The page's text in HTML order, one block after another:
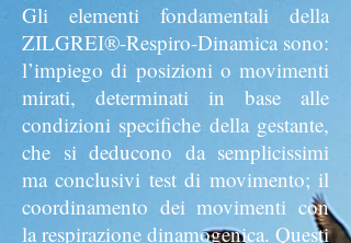
Gli elementi fondamentali della
ZILGREI®-Respiro-Dinamica sono:
l’impiego di posizioni o movimenti
mirati, determinati in base alle
condizioni specifiche della gestante,
che si deducono da semplicissimi
ma conclusivi test di movimento; il
coordinamento dei movimenti con
la respirazione dinamogenica. Questi